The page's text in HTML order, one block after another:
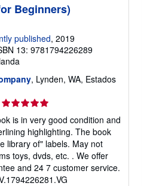
Beginners)
published, 2019
13: 9781794226289
, Lynden, WA, Estados
Calificación
del
vendedor:
5
de
5
estrellas
is in very good condition and
highlighting. The book
library of" labels. May not
toys, dvds, etc. . We offer
and 24 7 customer service.